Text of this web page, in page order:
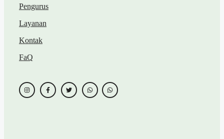
Pengurus
Layanan
Kontak
FaQ